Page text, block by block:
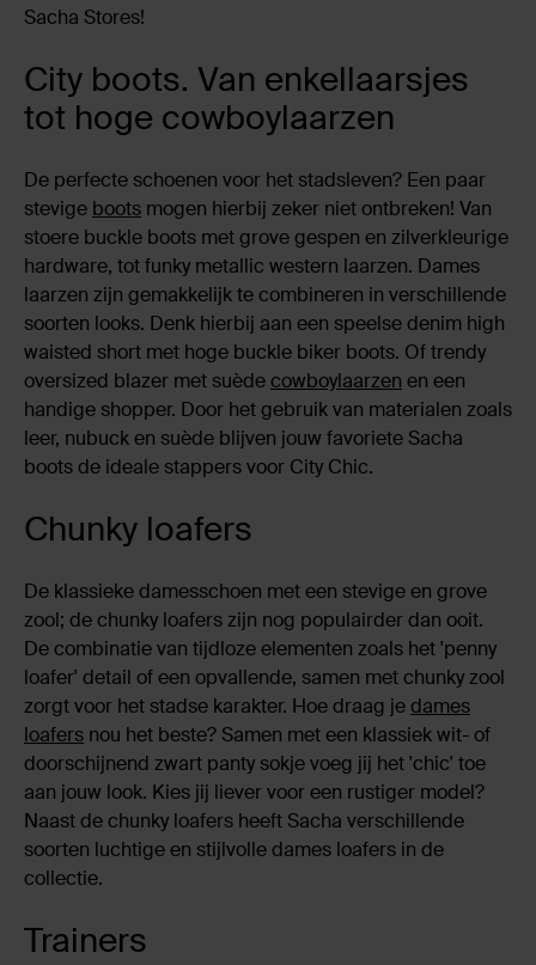
Sacha Stores!
City boots. Van enkellaarsjes
tot hoge cowboylaarzen
De perfecte schoenen voor het stadsleven? Een paar
stevige boots mogen hierbij zeker niet ontbreken! Van
stoere buckle boots met grove gespen en zilverkleurige
hardware, tot funky metallic western laarzen. Dames
laarzen zijn gemakkelijk te combineren in verschillende
soorten looks. Denk hierbij aan een speelse denim high
waisted short met hoge buckle biker boots. Of trendy
oversized blazer met suèdecowboylaarzen en een
handige shopper. Door het gebruik van materialen zoals
leer, nubuck en suède blijven jouw favoriete Sacha
boots de ideale stappers voor City Chic.
Chunky loafers
De klassieke damesschoen met een stevige en grove
zool; de chunky loafers zijn nog populairder dan ooit.
De combinatie van tijdloze elementen zoals het 'penny
loafer' detail of een opvallende, samen met chunky zool
zorgt voor het stadse karakter. Hoe draag jedames
loafers nou het beste? Samen met een klassiek wit- of
doorschijnend zwart panty sokje voeg jij het 'chic' toe
aan jouw look. Kies jij liever voor een rustiger model?
Naast de chunky loafers heeft Sacha verschillende
soorten luchtige en stijlvolle dames loafers in de
collectie.
Trainers